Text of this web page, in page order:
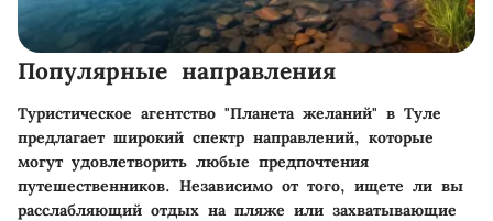
Популярные направления
Туристическое агентство "Планета желаний" в Туле
предлагает широкий спектр направлений, которые
могут удовлетворить любые предпочтения
путешественников. Независимо от того, ищете ли вы
расслабляющий отдых на пляже или захватывающие